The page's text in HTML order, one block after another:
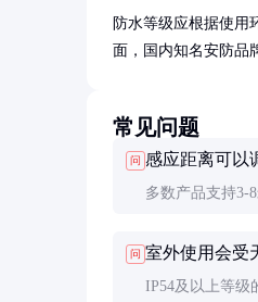
防水等级应根据使用
面，国内知名安防品
常见问题
问 感应距离可以
多数产品支持3-
距离。
问 室外使用会受
IP54及以上等级